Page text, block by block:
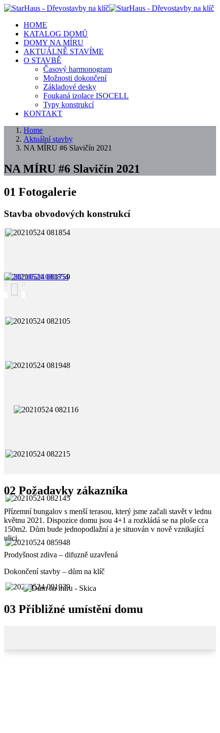
HOME
KATALOG DOMŮ
DOMY NA MÍRU
AKTUÁLNĚ STAVÍME
O STAVBĚ
Časový harmonogram
Možnosti dokončení
Základové desky
Foukaná izolace ISOCELL
Typy konstrukcí
KONTAKT
Home
Aktuální stavby
NA MÍRU #6 Slavičín 2021
NA MÍRU #6 Slavičín 2021
01 Fotogalerie
Stavba obvodových konstrukcí
02 Požadavky zákazníka
Přízemní bungalov s menší terasou, který jsme začali stavět v lednu
květnu 2021. Dispozice domu jsou 4+1 a rozkládá se na ploše cca
150m2. Dům bude jednopodlažní a je situován v nově vznikající
ulici.
Prodyšnost zdiva – difuzně uzavřená
Dokončení stavby – dům na klíč
03 Přibližné umístění domu